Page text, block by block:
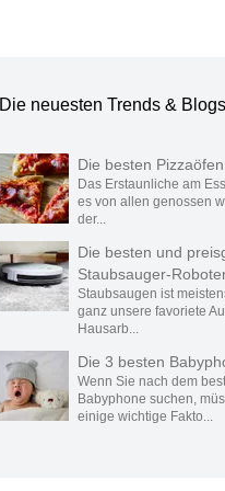
Die neuesten Trends & Blogs
Die besten
Das Erstaunliche am
es von allen genossen
der...
Die besten und
Staubsauger-
Staubsaugen ist
ganz unsere favoriete
Hausarb...
Die 3 besten
Wenn Sie nach dem
Babyphone suchen,
einige wichtige Fakto...